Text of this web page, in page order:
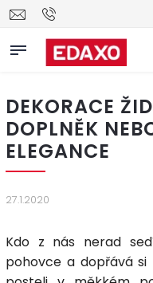
DEKORACE
DOPLNĚK
ELEGANCE
27.1.2020
Kdo z nás nerad
pohovce a dopřává si